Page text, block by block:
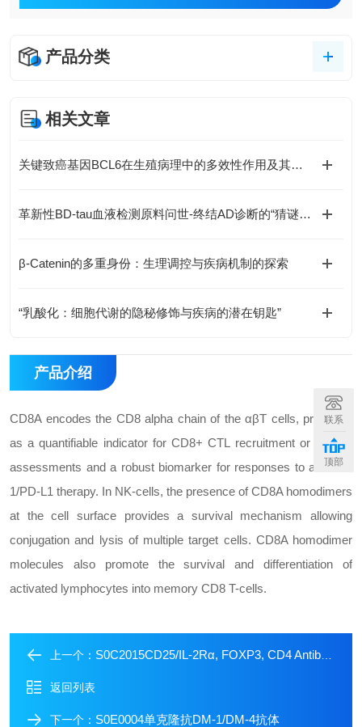
产品分类
相关文章
关键致癌基因BCL6在生殖病理中的多效性作用及其分子机制
革新性BD-tau血液检测原料问世-终结AD诊断的“猜谜游戏”
β-Catenin的多重身份：生理调控与疾病机制的探索
“乳酸化：细胞代谢的隐秘修饰与疾病的潜在钥匙”
产品介绍
CD8A encodes the CD8 alpha chain of the αβT cells, proposed
as a quantifiable indicator for CD8+ CTL recruitment or activity
assessments and a robust biomarker for responses to anti-PD-
1/PD-L1 therapy. In NK-cells, the presence of CD8A homodimers
at the cell surface provides a survival mechanism allowing
conjugation and lysis of multiple target cells. CD8A homodimer
molecules also promote the survival and differentiation of
activated lymphocytes into memory CD8 T-cells.
上一个： S0C2015CD25/IL-2Rα, FOXP3, CD4 Antibody Panel
返回列表
下一个： S0E0004单克隆抗DM-1/DM-4抗体
联系
顶部